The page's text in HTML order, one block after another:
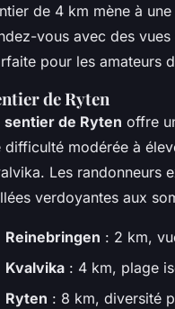
de 4 km mène à
vous avec des
pour les amateurs
de Ryten
sentier de Ryten offre
difficulté modérée à
Les randonneurs
verdoyantes aux
Reinebringen : 2 km,
Kvalvika : 4 km, plage
Ryten : 8 km, diversité